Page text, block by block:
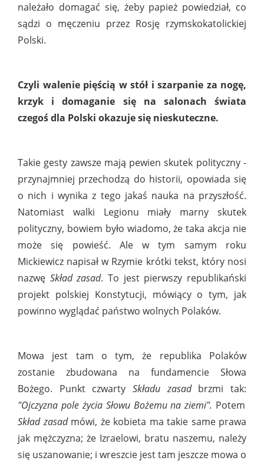
należało domagać się, żeby papież powiedział, co
sądzi o męczeniu przez Rosję rzymskokatolickiej
Polski.
Czyli walenie pięścią w stół i szarpanie za nogę,
krzyk i domaganie się na salonach świata
czegoś dla Polski okazuje się nieskuteczne.
Takie gesty zawsze mają pewien skutek polityczny -
przynajmniej przechodzą do historii, opowiada się
o nich i wynika z tego jakaś nauka na przyszłość.
Natomiast walki Legionu miały marny skutek
polityczny, bowiem było wiadomo, że taka akcja nie
może się powieść. Ale w tym samym roku
Mickiewicz napisał w Rzymie krótki tekst, który nosi
nazwę Skład zasad. To jest pierwszy republikański
projekt polskiej Konstytucji, mówiący o tym, jak
powinno wyglądać państwo wolnych Polaków.
Mowa jest tam o tym, że republika Polaków
zostanie zbudowana na fundamencie Słowa
Bożego. Punkt czwarty Składu zasadbrzmi tak:
"Ojczyzna pole życia Słowu Bożemu na ziemi". Potem
Skład zasadmówi, że kobieta ma takie same prawa
jak mężczyzna; że Izraelowi, bratu naszemu, należy
się uszanowanie; i wreszcie jest tam jeszcze mowa o